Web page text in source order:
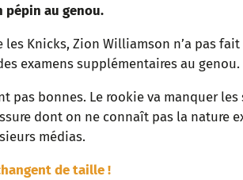
a
t
a
n
t
r
n
k
d
i b
r
pépin au genou.
Knicks, Zion Williamson n’a pas fait
examens supplémentaires au genou.
pas bonnes. Le rookie va manquer les
dont on ne connaît pas la nature
médias.
de taille !